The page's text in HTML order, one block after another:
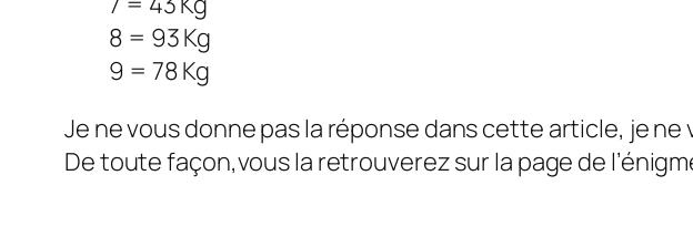
8 = 93 Kg
9 = 78 Kg
Je ne vous donne pas la réponse dans cette article, je ne
De toute façon,vous la retrouverez sur la page de